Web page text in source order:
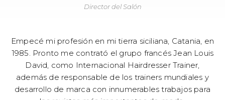
Director del Salón
Empecé mi profesión en mi tierra siciliana, Catania, en
1985. Pronto me contrató el grupo francés Jean Louis
David, como Internacional Hairdresser Trainer,
además de responsable de los trainers mundiales y
desarrollo de marca con innumerables trabajos para